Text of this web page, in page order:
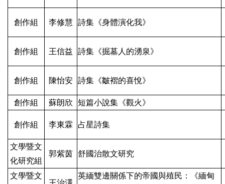
創作組 李修慧 詩集《身體演化我》
創作組 王信益 詩集《掘墓人的湧泉》
創作組 陳怡安 詩集《皺褶的喜悅》
創作組 蘇朗欣 短篇小說集《觀火》
創作組 李東霖 占星詩集
文學暨文
化研究組
郭紫茵 舒國治散文研究
文學暨文
英緬雙邊關係下的帝國與殖民：《緬甸